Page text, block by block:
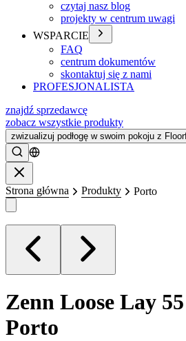
czytaj nasz blog
projekty w centrum uwagi
WSPARCIE
FAQ
centrum dokumentów
skontaktuj się z nami
PROFESJONALISTA
znajdź sprzedawcę
zobacz wszystkie produkty
zwizualizuj podłogę w swoim pokoju z
Szukać
Strona główna Produkty Porto
Zenn Loose Lay
Porto